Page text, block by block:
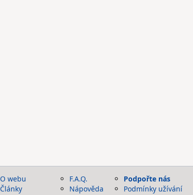
O webu
Články
F.A.Q.
Nápověda
Podpořte nás
Podmínky užívání